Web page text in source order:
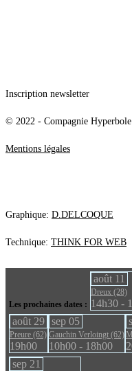
Inscription newsletter
© 2022 - Compagnie
Mentions légales
Graphique: D.DELCOQUE
Technique: THINK FOR WEB
Les prochaines dates :
août 11
Dreux (28)
14h30 -
août 29
Preure (62)
19h00
sep 05
Gauchin Verloingt (62)
10h00 - 18h00
sep 21